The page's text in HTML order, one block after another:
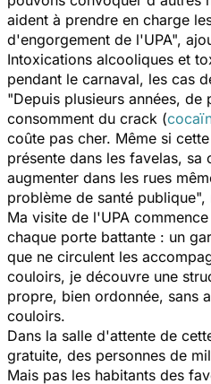
aident à prendre en charge
d'engorgement de l'UPA",
Intoxications alcooliques et
pendant le carnaval, les cas
"Depuis plusieurs années, de
consomment du crack (
coûte pas cher. Même si
présente dans les favelas, sa
augmenter dans les rues
problème de santé
Ma visite de l'UPA
chaque porte battante : un
que ne circulent les
couloirs, je découvre une
propre, bien ordonnée, sans
couloirs.
Dans la salle d'attente de
gratuite, des personnes de
Mais pas les habitants des